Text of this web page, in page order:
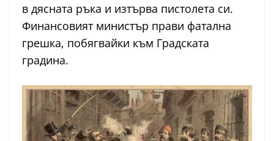
в дясната ръка и изтърва пистолета си.
Финансовият министър прави фатална
грешка, побягвайки към Градската
градина.